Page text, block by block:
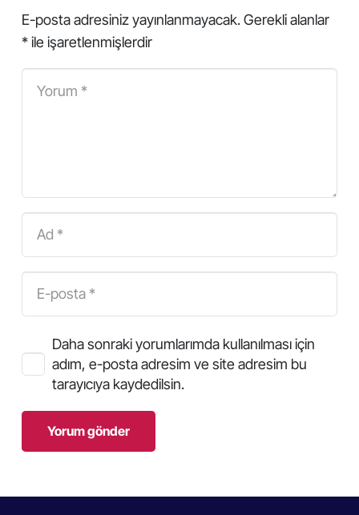
E-posta adresiniz yayınlanmayacak.Gerekli alanlar
*ile işaretlenmişlerdir
Daha sonraki yorumlarımda kullanılması için
adım, e-posta adresim ve site adresim bu
tarayıcıya kaydedilsin.
Yorum gönder